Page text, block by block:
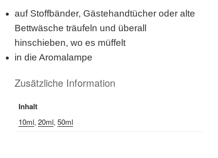
auf Stoffbänder, Gästehandtücher oder alte
Bettwäsche träufeln und überall
hinschieben, wo es müffelt
in die Aromalampe
Zusätzliche Information
Inhalt
10ml, 20ml, 50ml